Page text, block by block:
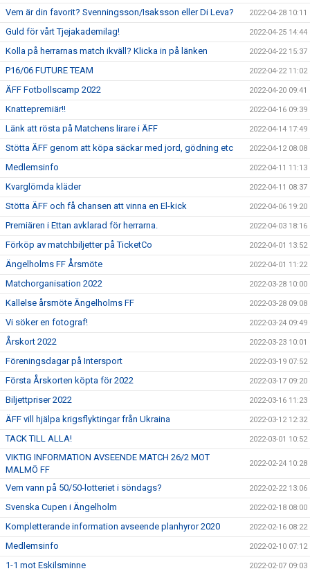
Vem är din favorit? Svenningsson/Isaksson eller Di Leva? 2022-04-28 10:11
Guld för vårt Tjejakademilag! 2022-04-25 14:44
Kolla på herrarnas match ikväll? Klicka in på länken 2022-04-22 15:37
P16/06 FUTURE TEAM 2022-04-22 11:02
ÄFF Fotbollscamp 2022 2022-04-20 09:41
Knattepremiär!! 2022-04-16 09:39
Länk att rösta på Matchens lirare i ÄFF 2022-04-14 17:49
Stötta ÄFF genom att köpa säckar med jord, gödning etc 2022-04-12 08:08
Medlemsinfo 2022-04-11 11:13
Kvarglömda kläder 2022-04-11 08:37
Stötta ÄFF och få chansen att vinna en El-kick 2022-04-06 19:20
Premiären i Ettan avklarad för herrarna. 2022-04-03 18:16
Förköp av matchbiljetter på TicketCo 2022-04-01 13:52
Ängelholms FF Årsmöte 2022-04-01 11:22
Matchorganisation 2022 2022-03-28 10:00
Kallelse årsmöte Ängelholms FF 2022-03-28 09:08
Vi söker en fotograf! 2022-03-24 09:49
Årskort 2022 2022-03-23 10:01
Föreningsdagar på Intersport 2022-03-19 07:52
Första Årskorten köpta för 2022 2022-03-17 09:20
Biljettpriser 2022 2022-03-16 11:23
ÄFF vill hjälpa krigsflyktingar från Ukraina 2022-03-12 12:32
TACK TILL ALLA! 2022-03-01 10:52
VIKTIG INFORMATION AVSEENDE MATCH 26/2 MOT
MALMÖ FF
2022-02-24 10:28
Vem vann på 50/50-lotteriet i söndags? 2022-02-22 13:06
Svenska Cupen i Ängelholm 2022-02-18 08:00
Kompletterande information avseende planhyror 2020 2022-02-16 08:22
Medlemsinfo 2022-02-10 07:12
1-1 mot Eskilsminne 2022-02-07 09:03